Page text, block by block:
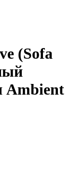
(Sofa
Ambient